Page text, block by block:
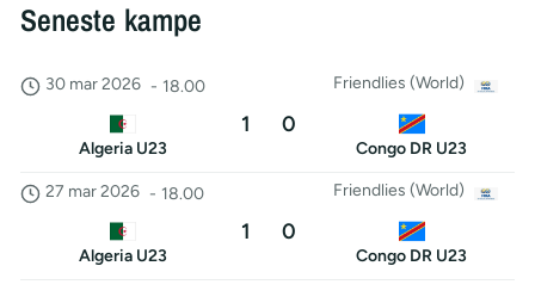
Seneste kampe
Friendlies (World)
30 mar 2026 - 18.00
Algeria U23
1 0
Congo DR U23
Friendlies (World)
27 mar 2026 - 18.00
Algeria U23
1 0
Congo DR U23